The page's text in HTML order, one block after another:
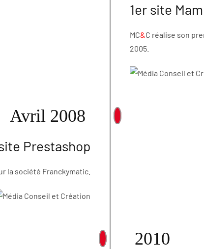
1er site
MC&C réalise son
2005.
Avril 2008
Prestashop
la société Franckymatic.
2010